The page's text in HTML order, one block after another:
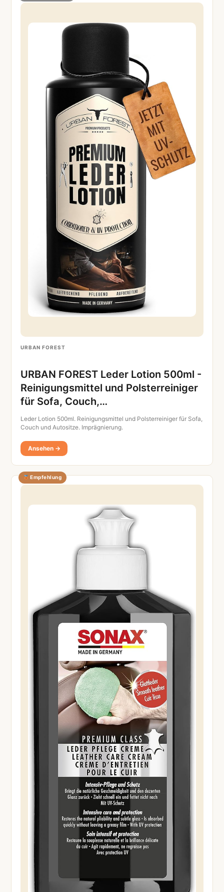
URBAN FOREST
URBAN FOREST Leder Lotion 500ml -
Reinigungsmittel und Polsterreiniger
für Sofa, Couch,…
Leder Lotion 500ml. Reinigungsmittel und Polsterreiniger für Sofa,
Couch und Autositze. Imprägnierung.
Ansehen →
Empfehlung